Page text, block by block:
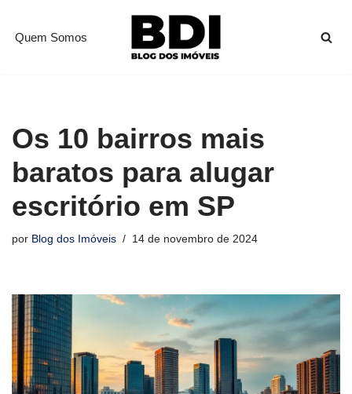
Pular
Quem Somos
Os 10 bairros mais
baratos para alugar
escritório em SP
por Blog dos Imóveis 14 de novembro de 2024